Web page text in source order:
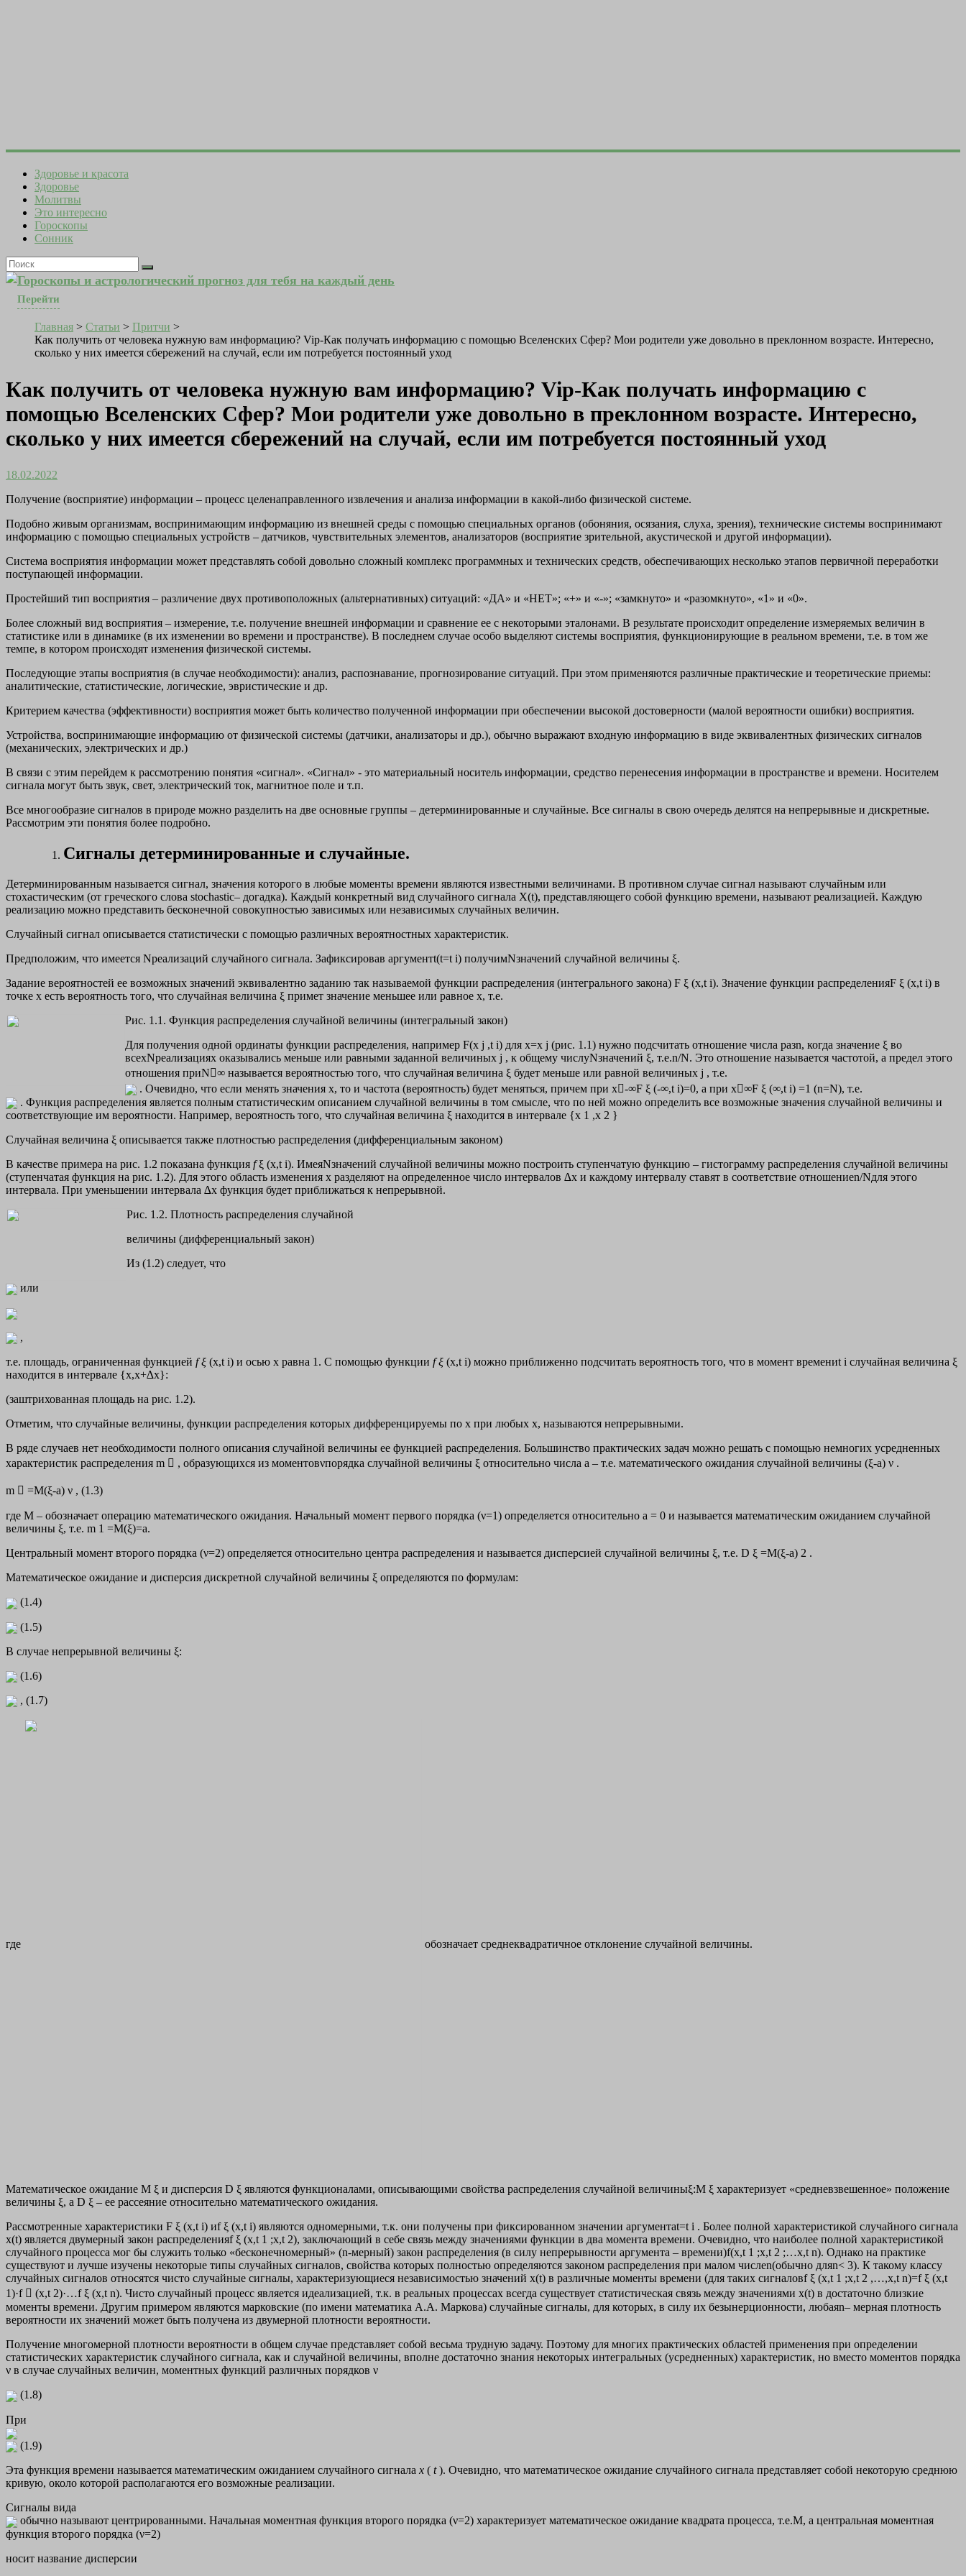
Здоровье и красота
Здоровье
Молитвы
Это интересно
Гороскопы
Сонник
Гороскопы и астрологический прогноз для тебя на каждый день
Перейти
Главная > Статьи > Притчи >
Как получить от человека нужную вам информацию? Vip-Как получать информацию с помощью Вселенских Сфер? Мои родители уже довольно в преклонном возрасте. Интересно,
сколько у них имеется сбережений на случай, если им потребуется постоянный уход
Как получить от человека нужную вам информацию? Vip-Как получать информацию с
помощью Вселенских Сфер? Мои родители уже довольно в преклонном возрасте. Интересно,
сколько у них имеется сбережений на случай, если им потребуется постоянный уход
18.02.2022
Получение (восприятие) информации – процесс целенаправленного извлечения и анализа информации в какой-либо физической системе.
Подобно живым организмам, воспринимающим информацию из внешней среды с помощью специальных органов (обоняния, осязания, слуха, зрения), технические системы воспринимают
информацию с помощью специальных устройств – датчиков, чувствительных элементов, анализаторов (восприятие зрительной, акустической и другой информации).
Система восприятия информации может представлять собой довольно сложный комплекс программных и технических средств, обеспечивающих несколько этапов первичной переработки
поступающей информации.
Простейший тип восприятия – различение двух противоположных (альтернативных) ситуаций: «ДА» и «НЕТ»; «+» и «-»; «замкнуто» и «разомкнуто», «1» и «0».
Более сложный вид восприятия – измерение, т.е. получение внешней информации и сравнение ее с некоторыми эталонами. В результате происходит определение измеряемых величин в
статистике или в динамике (в их изменении во времени и пространстве). В последнем случае особо выделяют системы восприятия, функционирующие в реальном времени, т.е. в том же
темпе, в котором происходят изменения физической системы.
Последующие этапы восприятия (в случае необходимости): анализ, распознавание, прогнозирование ситуаций. При этом применяются различные практические и теоретические приемы:
аналитические, статистические, логические, эвристические и др.
Критерием качества (эффективности) восприятия может быть количество полученной информации при обеспечении высокой достоверности (малой вероятности ошибки) восприятия.
Устройства, воспринимающие информацию от физической системы (датчики, анализаторы и др.), обычно выражают входную информацию в виде эквивалентных физических сигналов
(механических, электрических и др.)
В связи с этим перейдем к рассмотрению понятия «сигнал». «Сигнал» - это материальный носитель информации, средство перенесения информации в пространстве и времени. Носителем
сигнала могут быть звук, свет, электрический ток, магнитное поле и т.п.
Все многообразие сигналов в природе можно разделить на две основные группы – детерминированные и случайные. Все сигналы в свою очередь делятся на непрерывные и дискретные.
Рассмотрим эти понятия более подробно.
Сигналы детерминированные и случайные.
Детерминированным называется сигнал, значения которого в любые моменты времени являются известными величинами. В противном случае сигнал называют случайным или
стохастическим (от греческого слова stochastic– догадка). Каждый конкретный вид случайного сигнала Х(t), представляющего собой функцию времени, называют реализацией. Каждую
реализацию можно представить бесконечной совокупностью зависимых или независимых случайных величин.
Случайный сигнал описывается статистически с помощью различных вероятностных характеристик.
Предположим, что имеется Nреализаций случайного сигнала. Зафиксировав аргументt(t=t i) получимNзначений случайной величины ξ.
Задание вероятностей ее возможных значений эквивалентно заданию так называемой функции распределения (интегрального закона) F ξ (x,t i). Значение функции распределенияF ξ (x,t i) в
точке х есть вероятность того, что случайная величина ξ примет значение меньшее или равное х, т.е.
Рис. 1.1. Функция распределения случайной величины (интегральный закон)
Для получения одной ординаты функции распределения, например F(x j ,t i) для x=x j (рис. 1.1) нужно подсчитать отношение числа разn, когда значение ξ во
всехNреализациях оказывались меньше или равными заданной величиныx j , к общему числуNзначений ξ, т.е.n/N. Это отношение называется частотой, а предел этого
отношения приN∞ называется вероятностью того, что случайная величина ξ будет меньше или равной величиныx j , т.е.
. Очевидно, что если менять значения х, то и частота (вероятность) будет меняться, причем при х-∞F ξ (-∞,t i)=0, а при х∞F ξ (∞,t i) =1 (n=N), т.е.
. Функция распределения является полным статистическим описанием случайной величины в том смысле, что по ней можно определить все возможные значения случайной величины и
соответствующие им вероятности. Например, вероятность того, что случайная величина ξ находится в интервале {x 1 ,x 2 }
Случайная величина ξ описывается также плотностью распределения (дифференциальным законом)
В качестве примера на рис. 1.2 показана функция fξ (x,t i). ИмеяNзначений случайной величины можно построить ступенчатую функцию – гистограмму распределения случайной величины
(ступенчатая функция на рис. 1.2). Для этого область изменения х разделяют на определенное число интервалов ∆х и каждому интервалу ставят в соответствие отношениеn/Nдля этого
интервала. При уменьшении интервала ∆х функция будет приближаться к непрерывной.
Рис. 1.2. Плотность распределения случайной
величины (дифференциальный закон)
Из (1.2) следует, что
или
,
т.е. площадь, ограниченная функцией fξ (x,t i) и осью х равна 1. С помощью функции fξ (x,t i) можно приближенно подсчитать вероятность того, что в момент времениt i случайная величина ξ
находится в интервале {x,x+∆x}:
(заштрихованная площадь на рис. 1.2).
Отметим, что случайные величины, функции распределения которых дифференцируемы по х при любых х, называются непрерывными.
В ряде случаев нет необходимости полного описания случайной величины ее функцией распределения. Большинство практических задач можно решать с помощью немногих усредненных
характеристик распределения m  , образующихся из моментовνпорядка случайной величины ξ относительно числа а – т.е. математического ожидания случайной величины (ξ-а) ν .
m  =M(ξ-а) ν , (1.3)
где М – обозначает операцию математического ожидания. Начальный момент первого порядка (ν=1) определяется относительно а = 0 и называется математическим ожиданием случайной
величины ξ, т.е. m 1 =M(ξ)=a.
Центральный момент второго порядка (ν=2) определяется относительно центра распределения и называется дисперсией случайной величины ξ, т.е. D ξ =M(ξ-a) 2 .
Математическое ожидание и дисперсия дискретной случайной величины ξ определяются по формулам:
(1.4)
(1.5)
В случае непрерывной величины ξ:
(1.6)
, (1.7)
где обозначает среднеквадратичное отклонение случайной величины.
Математическое ожидание M ξ и дисперсия D ξ являются функционалами, описывающими свойства распределения случайной величиныξ:M ξ характеризует «средневзвешенное» положение
величины ξ, а D ξ – ее рассеяние относительно математического ожидания.
Рассмотренные характеристики F ξ (x,t i) иf ξ (x,t i) являются одномерными, т.к. они получены при фиксированном значении аргументаt=t i . Более полной характеристикой случайного сигнала
х(t) является двумерный закон распределенияf ξ (x,t 1 ;x,t 2), заключающий в себе связь между значениями функции в два момента времени. Очевидно, что наиболее полной характеристикой
случайного процесса мог бы служить только «бесконечномерный» (n-мерный) закон распределения (в силу непрерывности аргумента – времени)f(x,t 1 ;x,t 2 ;…x,t n). Однако на практике
существуют и лучше изучены некоторые типы случайных сигналов, свойства которых полностью определяются законом распределения при малом числеn(обычно дляn< 3). К такому классу
случайных сигналов относятся чисто случайные сигналы, характеризующиеся независимостью значений х(t) в различные моменты времени (для таких сигналовf ξ (x,t 1 ;x,t 2 ,…,x,t n)=f ξ (x,t
1)·f  (x,t 2)·…f ξ (x,t n). Чисто случайный процесс является идеализацией, т.к. в реальных процессах всегда существует статистическая связь между значениями х(t) в достаточно близкие
моменты времени. Другим примером являются марковские (по имени математика А.А. Маркова) случайные сигналы, для которых, в силу их безынерционности, любаяn– мерная плотность
вероятности их значений может быть получена из двумерной плотности вероятности.
Получение многомерной плотности вероятности в общем случае представляет собой весьма трудную задачу. Поэтому для многих практических областей применения при определении
статистических характеристик случайного сигнала, как и случайной величины, вполне достаточно знания некоторых интегральных (усредненных) характеристик, но вместо моментов порядка
ν в случае случайных величин, моментных функций различных порядков ν
(1.8)
При
(1.9)
Эта функция времени называется математическим ожиданием случайного сигнала х ( t). Очевидно, что математическое ожидание случайного сигнала представляет собой некоторую среднюю
кривую, около которой располагаются его возможные реализации.
Сигналы вида
обычно называют центрированными. Начальная моментная функция второго порядка (ν=2) характеризует математическое ожидание квадрата процесса, т.е.M, а центральная моментная
функция второго порядка (ν=2)
носит название дисперсии